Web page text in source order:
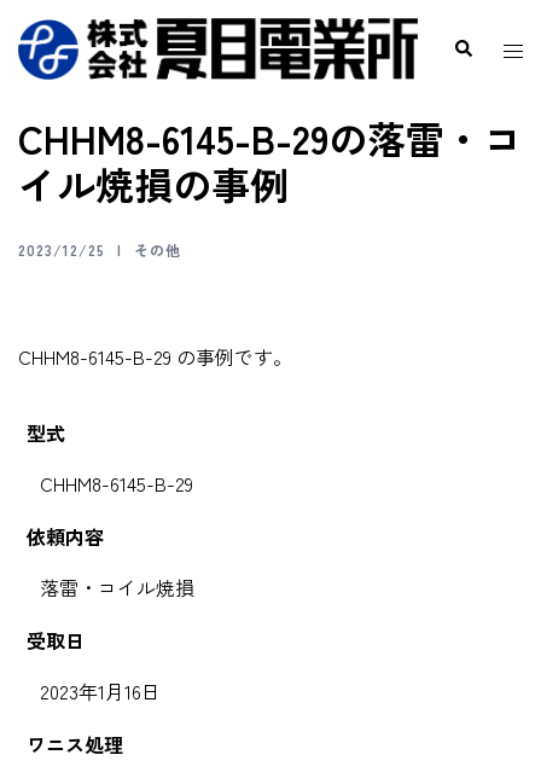
CHHM8-6145-B-29の落雷・コ
イル焼損の事例
2023/12/25 その他
CHHM8-6145-B-29 の事例です。
型式
CHHM8-6145-B-29
依頼内容
落雷・コイル焼損
受取日
2023年1月16日
ワニス処理